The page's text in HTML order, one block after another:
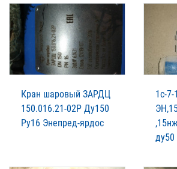
Кран шаровый ЗАРДЦ
150.016.21-02Р Ду150
Ру16 Энепред-ярдос
1с-
ду50